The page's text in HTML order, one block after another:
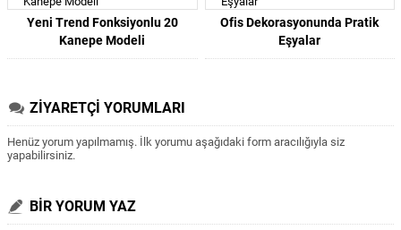
Yeni Trend Fonksiyonlu 20
Kanepe Modeli
Ofis Dekorasyonunda Pratik
Eşyalar
ZİYARETÇİ YORUMLARI
Henüz yorum yapılmamış. İlk yorumu aşağıdaki form aracılığıyla siz
yapabilirsiniz.
BİR YORUM YAZ